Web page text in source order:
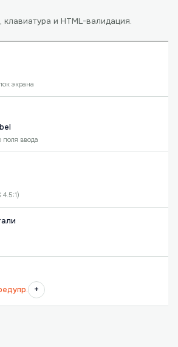
и HTML-валидация.
экрана
поля ввода
4.5:1)
+